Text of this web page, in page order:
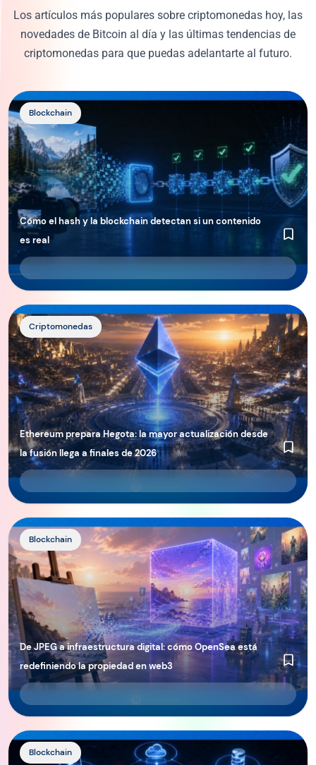
Los artículos más populares sobre criptomonedas hoy, las
novedades de Bitcoin al día y las últimas tendencias de
criptomonedas para que puedas adelantarte al futuro.
Blockchain
Cómo el hash y la blockchain detectan si un contenido
es real
http://
Criptomonedas
Ethereum prepara Hegota: la mayor actualización desde
la fusión llega a finales de 2026
Blockchain
De JPEG a infraestructura digital: cómo OpenSea está
redefiniendo la propiedad en web3
Blockchain